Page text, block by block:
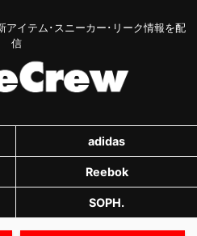
イテム･スニーカー･リーク情報を配
信
adidas
Reebok
SOPH.